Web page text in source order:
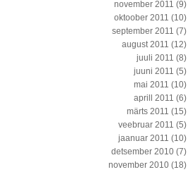
november 2011 (9)
oktoober 2011 (10)
september 2011 (7)
august 2011 (12)
juuli 2011 (8)
juuni 2011 (5)
mai 2011 (10)
aprill 2011 (6)
märts 2011 (15)
veebruar 2011 (5)
jaanuar 2011 (10)
detsember 2010 (7)
november 2010 (18)